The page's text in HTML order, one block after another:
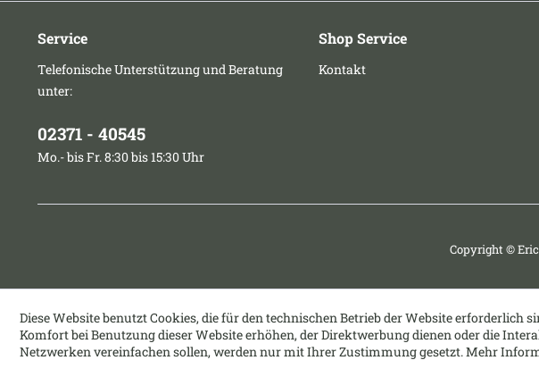
Service
Telefonische Unterstützung und Beratung
unter:
02371 - 40545
Mo.- bis Fr. 8:30 bis 15:30 Uhr
Shop Service
Kontakt
Copyright ©
Diese Website benutzt Cookies, die für den technischen Betrieb der Website erforderlich
Komfort bei Benutzung dieser Website erhöhen, der Direktwerbung dienen oder die
Netzwerken vereinfachen sollen, werden nur mit Ihrer Zustimmung gesetzt.Mehr